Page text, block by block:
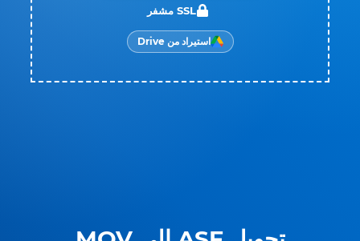
SSL مشفر
استيراد من Drive